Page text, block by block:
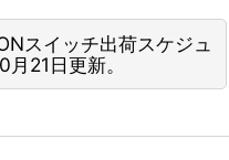
スイッチ出荷スケジュ
21日更新。